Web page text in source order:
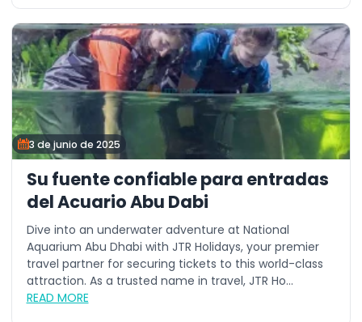
3 de junio de 2025
Su fuente confiable para entradas
del Acuario Abu Dabi
Dive into an underwater adventure at National
Aquarium Abu Dhabi with JTR Holidays, your premier
travel partner for securing tickets to this world-class
attraction. As a trusted name in travel, JTR Ho...
READ MORE